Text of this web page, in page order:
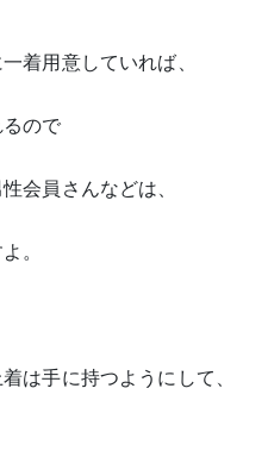
着用意していれば、
ので
会員さんなどは、
。
は手に持つようにして、